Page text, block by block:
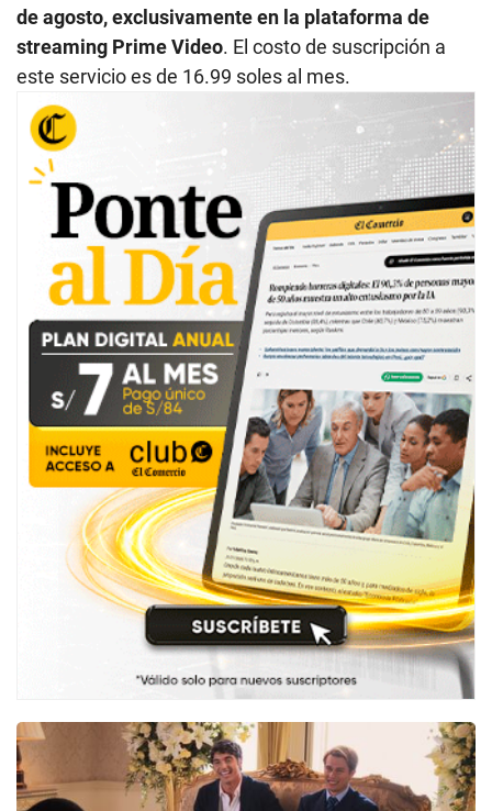
de agosto, exclusivamente en la plataforma de
streaming Prime Video. El costo de suscripción a
este servicio es de 16.99 soles al mes.